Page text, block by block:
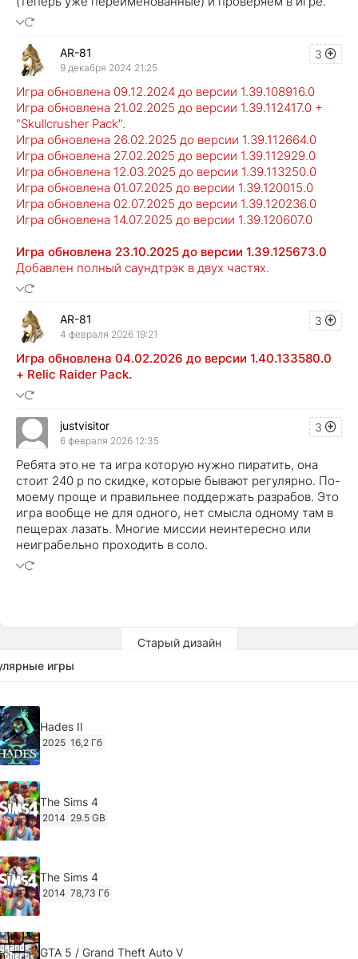
3
AR-81
9 декабря 2024 21:25
Игра обновлена 09.12.2024 до версии 1.39.108916.0
Игра обновлена 21.02.2025 до версии 1.39.112417.0 +
"Skullcrusher Pack".
Игра обновлена 26.02.2025 до версии 1.39.112664.0
Игра обновлена 27.02.2025 до версии 1.39.112929.0
Игра обновлена 12.03.2025 до версии 1.39.113250.0
Игра обновлена 01.07.2025 до версии 1.39.120015.0
Игра обновлена 02.07.2025 до версии 1.39.120236.0
Игра обновлена 14.07.2025 до версии 1.39.120607.0
Игра обновлена 23.10.2025 до версии 1.39.125673.0
Добавлен полный саундтрэк в двух частях.
3
AR-81
4 февраля 2026 19:21
Игра обновлена 04.02.2026 до версии 1.40.133580.0
+ Relic Raider Pack.
3
justvisitor
6 февраля 2026 12:35
Ребята это не та игра которую нужно пиратить, она
стоит 240 р по скидке, которые бывают регулярно. По-
моему проще и правильнее поддержать разрабов. Это
игра вообще не для одного, нет смысла одному там в
пещерах лазать. Многие миссии неинтересно или
неиграбельно проходить в соло.
Старый дизайн
игры
Hades II
2025 16,2 Гб
The Sims 4
2014 29.5 GB
The Sims 4
2014 78,73 Гб
GTA 5 / Grand Theft Auto V